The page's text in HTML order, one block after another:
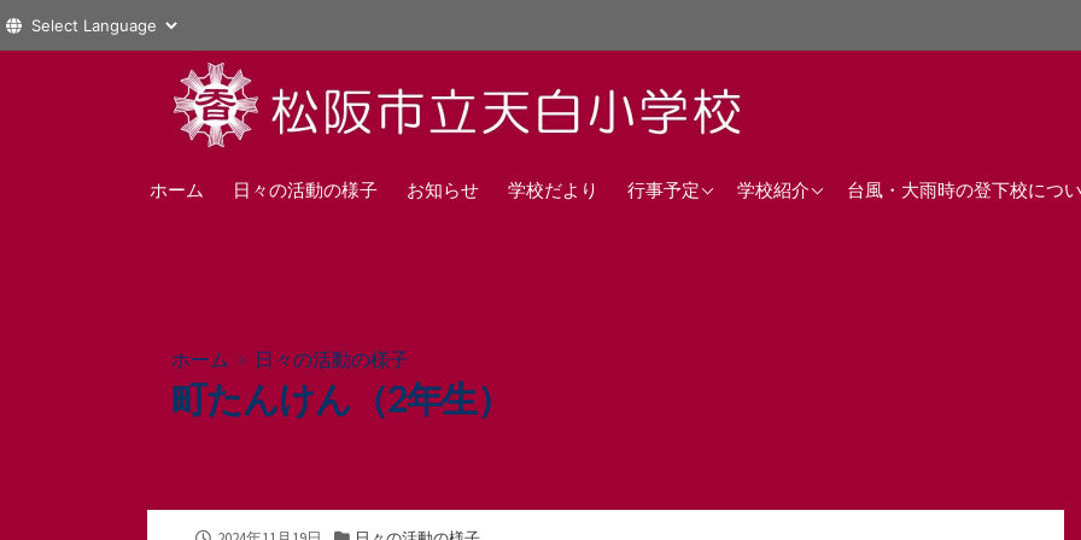
ホーム 日々の活動の様子 お知らせ 学校だより 行事予定
直近の行事予定学校紹介
沿革
台風・大雨時の登下校につ
ホーム > 日々の活動の様子
町たんけん（2年生）
公
カ